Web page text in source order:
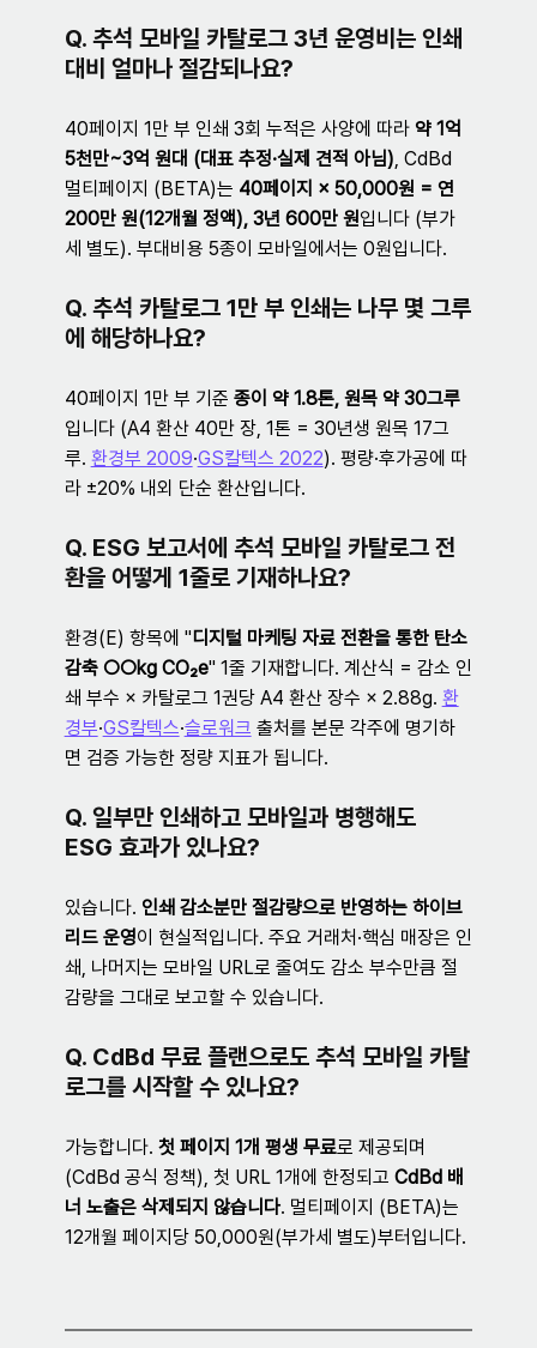
Q. 추석 모바일 카탈로그 3년 운영비는 인쇄
대비 얼마나 절감되나요?
40페이지 1만 부 인쇄 3회 누적은 사양에 따라 약 1억
5천만~3억 원대 (대표 추정·실제 견적 아님), CdBd
멀티페이지 (BETA)는 40페이지 × 50,000원 = 연
200만 원(12개월 정액), 3년 600만 원입니다 (부가
세 별도). 부대비용 5종이 모바일에서는 0원입니다.
Q. 추석 카탈로그 1만 부 인쇄는 나무 몇 그루
에 해당하나요?
40페이지 1만 부 기준 종이 약 1.8톤, 원목 약 30그루
입니다 (A4 환산 40만 장, 1톤 = 30년생 원목 17그
루. 환경부 2009·GS칼텍스 2022). 평량·후가공에 따
라 ±20% 내외 단순 환산입니다.
Q. ESG 보고서에 추석 모바일 카탈로그 전
환을 어떻게 1줄로 기재하나요?
환경(E) 항목에 "디지털 마케팅 자료 전환을 통한 탄소
감축 ○○kg CO₂e" 1줄 기재합니다. 계산식 = 감소 인
쇄 부수 × 카탈로그 1권당 A4 환산 장수 × 2.88g. 환
경부·GS칼텍스·슬로워크 출처를 본문 각주에 명기하
면 검증 가능한 정량 지표가 됩니다.
Q. 일부만 인쇄하고 모바일과 병행해도
ESG 효과가 있나요?
있습니다. 인쇄 감소분만 절감량으로 반영하는 하이브
리드 운영이 현실적입니다. 주요 거래처·핵심 매장은 인
쇄, 나머지는 모바일 URL로 줄여도 감소 부수만큼 절
감량을 그대로 보고할 수 있습니다.
Q. CdBd 무료 플랜으로도 추석 모바일 카탈
로그를 시작할 수 있나요?
가능합니다. 첫 페이지 1개 평생 무료로 제공되며
(CdBd 공식 정책), 첫 URL 1개에 한정되고 CdBd 배
너 노출은 삭제되지 않습니다. 멀티페이지 (BETA)는
12개월 페이지당 50,000원(부가세 별도)부터입니다.